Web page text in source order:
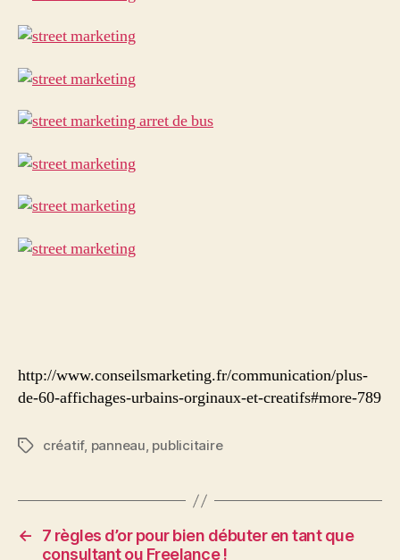
http://www.conseilsmarketing.fr/communication/plus-
de-60-affichages-urbains-orginaux-et-creatifs#more-789
Étiquettes
créatif, panneau, publicitaire
←
7 règles d’or pour bien débuter en tant que
consultant ou Freelance !